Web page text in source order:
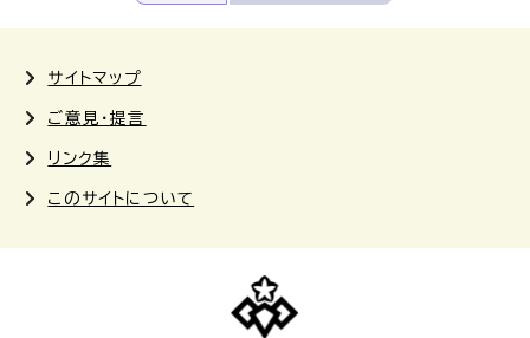
サイトマップ
ご意見・提言
リンク集
このサイトについて